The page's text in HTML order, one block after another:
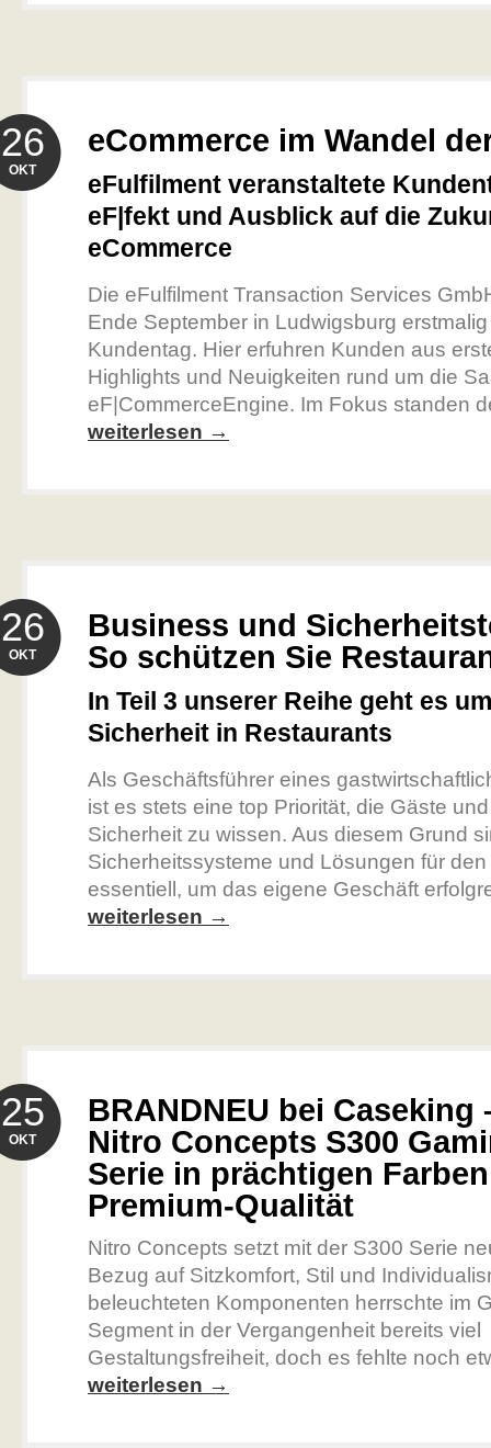
eCommerce im Wandel
26
OKT
eFulfilment veranstaltete
eF|fekt und Ausblick auf die
eCommerce
Die eFulfilment Transaction Services
Ende September in Ludwigsburg
Kundentag. Hier erfuhren Kunden aus
Highlights und Neuigkeiten rund um die
eF|CommerceEngine. Im Fokus standen
weiterlesen →
Business und
So schützen Sie
26
OKT
In Teil 3 unserer Reihe geht es
Sicherheit in Restaurants
Als Geschäftsführer eines
ist es stets eine top Priorität, die Gäste
Sicherheit zu wissen. Aus diesem Grund
Sicherheitssysteme und Lösungen für
essentiell, um das eigene Geschäft
weiterlesen →
BRANDNEU bei Caseking
Nitro Concepts S300
Serie in prächtigen
Premium-Qualität
25
OKT
Nitro Concepts setzt mit der S300 Serie
Bezug auf Sitzkomfort, Stil und
beleuchteten Komponenten herrschte im
Segment in der Vergangenheit bereits viel
Gestaltungsfreiheit, doch es fehlte noch
weiterlesen →